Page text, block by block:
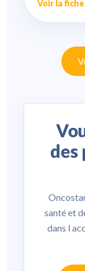
Voir la
des
santé et
dans l